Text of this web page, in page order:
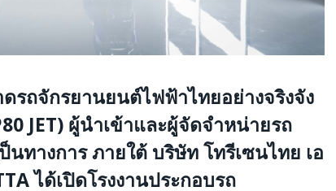
รถจักรยานยนต์ไฟฟ้าไทยอย่างจริงจัง
JET) ผู้นำเข้าและผู้จัดจำหน่ายรถ
นทางการ ภายใต้บริษัท โทรีเซนไทย เอ
ได้เปิดโรงงานประกอบรถ